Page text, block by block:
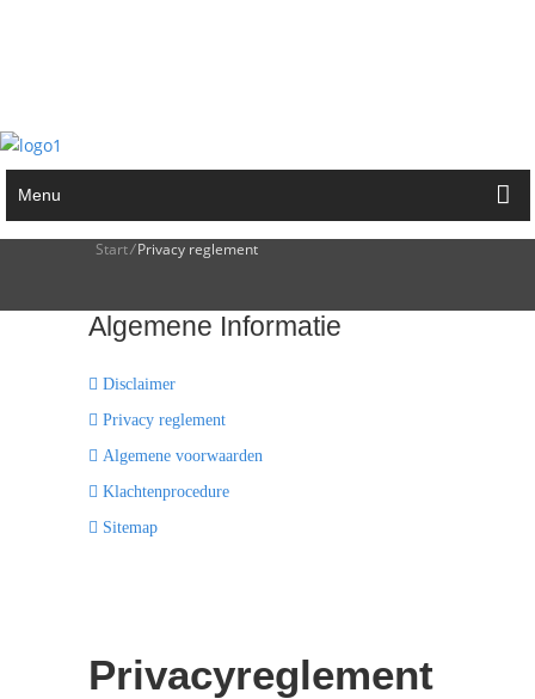
Menu
Start/Privacy reglement
Algemene Informatie
Disclaimer
Privacy reglement
Algemene voorwaarden
Klachtenprocedure
Sitemap
Privacyreglement